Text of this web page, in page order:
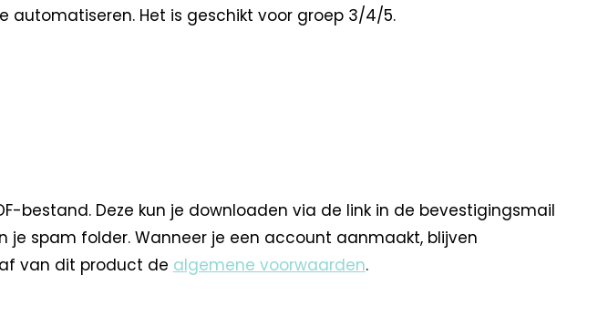
automatiseren. Het is geschikt voor groep 3/4/5.
bestand. Deze kun je downloaden via de link in de bevestigingsmail
je spam folder. Wanneer je een account aanmaakt, blijven
van dit product de algemene voorwaarden.